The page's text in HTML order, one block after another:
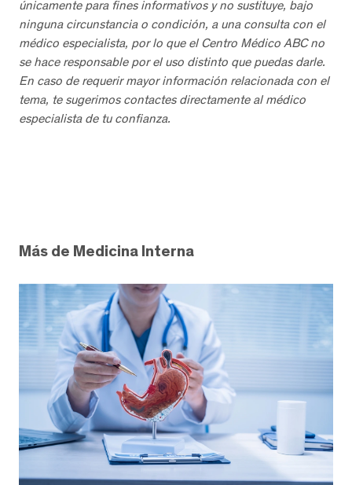
únicamente para fines informativos y no sustituye, bajo
ninguna circunstancia o condición, a una consulta con el
médico especialista, por lo que el Centro Médico ABC no
se hace responsable por el uso distinto que puedas darle.
En caso de requerir mayor información relacionada con el
tema, te sugerimos contactes directamente al médico
especialista de tu confianza.
Más de Medicina Interna